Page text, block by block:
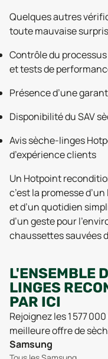
Quelques autres
toute mauvaise
Contrôle du
et tests de
Présence d’une
Disponibilité du SAV
Avis sèche-linges
d’expérience clients
Un Hotpoint
c’est la promesse
et d’un quotidien
d’un geste pour
chaussettes sauvées
L'ENSEMBLE
LINGES
PAR ICI
Rejoignez les 1 577
meilleure offre de
Samsung